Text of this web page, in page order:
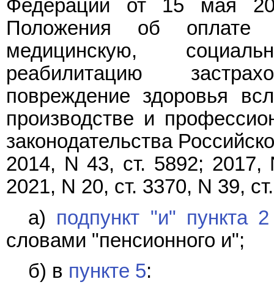
Федерации от 15 мая
Положения об оплате
медицинскую,
реабилитацию
повреждение здоровья
производстве и
законодательства
2014, N 43, ст. 5892; 2017,
2021, N 20, ст. 3370, N 39,
а) подпункт "и" пункта 2
словами "пенсионного и";
б) в пункте 5: